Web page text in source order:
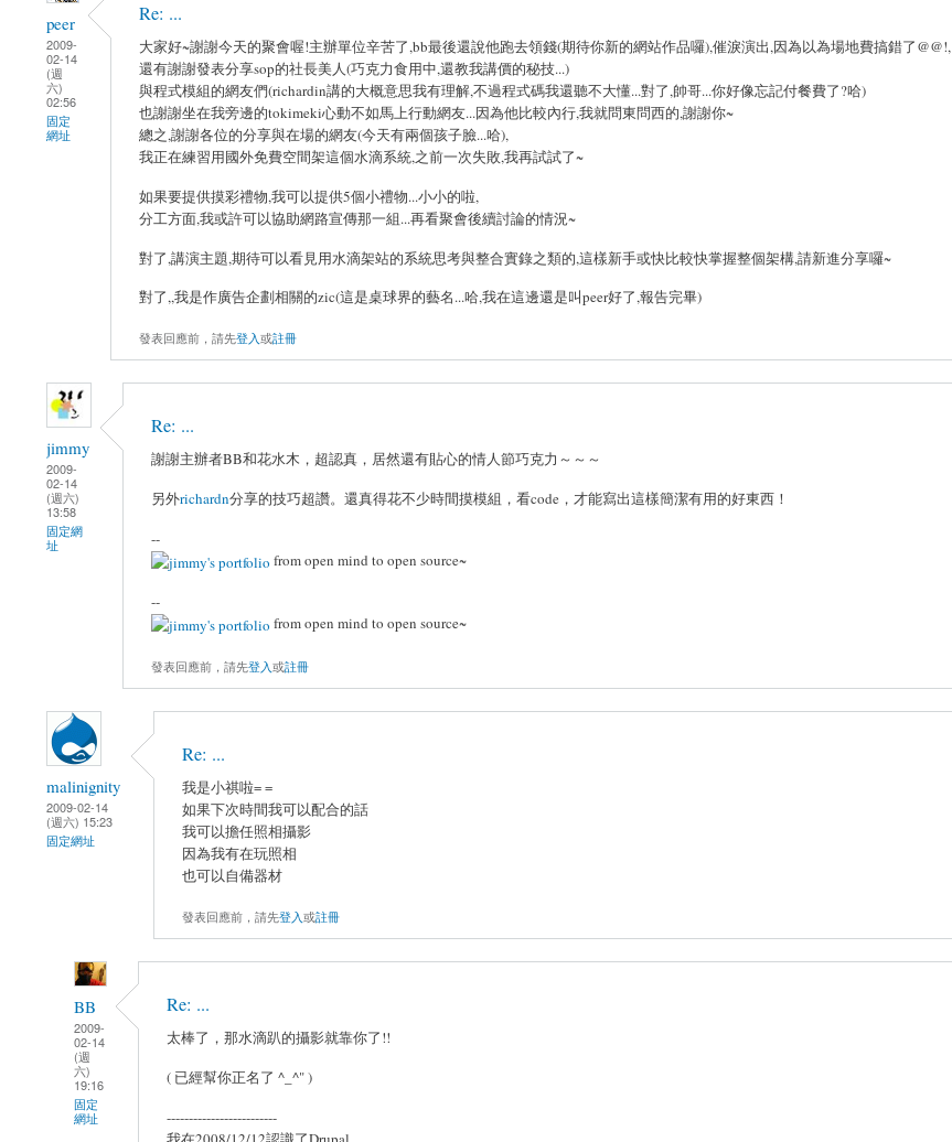
peer
2009-
02-14
(週
六)
02:56
固定
網址
Re: ...
大家好~謝謝今天的聚會喔!主辦單位辛苦了,bb最後還說他跑去領錢(期待你新的網站作品囉),催淚演出,因為以為場地費搞錯了@@!,
還有謝謝發表分享sop的社長美人(巧克力食用中,還教我講價的秘技...)
與程式模組的網友們(richardin講的大概意思我有理解,不過程式碼我還聽不大懂...對了,帥哥...你好像忘記付餐費了?哈)
也謝謝坐在我旁邊的tokimeki心動不如馬上行動網友...因為他比較內行,我就問東問西的,謝謝你~
總之,謝謝各位的分享與在場的網友(今天有兩個孩子臉...哈),
我正在練習用國外免費空間架這個水滴系統,之前一次失敗,我再試試了~
如果要提供摸彩禮物,我可以提供5個小禮物...小小的啦,
分工方面,我或許可以協助網路宣傳那一組...再看聚會後續討論的情況~
對了,講演主題,期待可以看見用水滴架站的系統思考與整合實錄之類的,這樣新手或快比較快掌握整個架構,請新進分享囉~
對了,,我是作廣告企劃相關的zic(這是桌球界的藝名...哈,我在這邊還是叫peer好了,報告完畢)
發表回應前，請先登入或註冊
jimmy
2009-
02-14
(週六)
13:58
固定網
址
Re: ...
謝謝主辦者BB和花水木，超認真，居然還有貼心的情人節巧克力～～～
另外richardn分享的技巧超讚。還真得花不少時間摸模組，看code，才能寫出這樣簡潔有用的好東西！
--
from open mind to open source~
--
from open mind to open source~
發表回應前，請先登入或註冊
malinignity
2009-02-14
(週六) 15:23
固定網址
Re: ...
我是小祺啦= =
如果下次時間我可以配合的話
我可以擔任照相攝影
因為我有在玩照相
也可以自備器材
發表回應前，請先登入或註冊
BB
2009-
02-14
(週
六)
19:16
固定
網址
Re: ...
太棒了，那水滴趴的攝影就靠你了!!
( 已經幫你正名了 ^_^" )
-------------------------